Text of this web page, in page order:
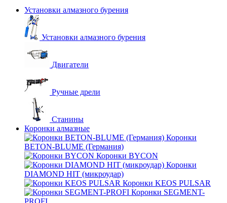
Установки алмазного бурения
Установки алмазного бурения
Двигатели
Ручные дрели
Станины
Коронки алмазные
Коронки
BETON-BLUME (Германия)
Коронки BYCON
Коронки
DIAMOND HIT (микроудар)
Коронки KEOS PULSAR
Коронки SEGMENT-
PROFI